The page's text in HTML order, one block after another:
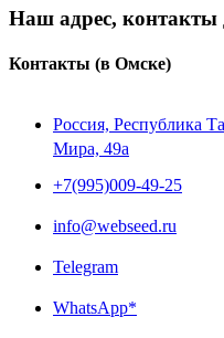
Наш адрес, контакты
Контакты (в Омске)
Россия, Республика
Мира, 49a
+7(995)009-49-25
info@webseed.ru
Telegram
WhatsApp*